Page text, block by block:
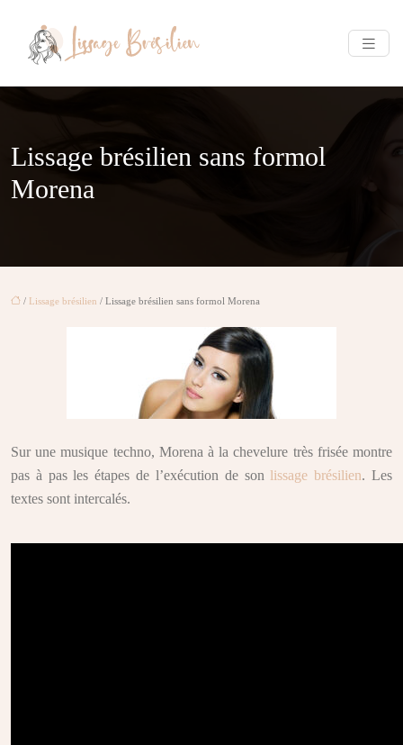
Lissage brésilien sans formol
Morena
/ Lissage brésilien / Lissage brésilien sans formol Morena
Sur une musique techno, Morena à la chevelure très frisée montre
pas à pas les étapes de l’exécution de son lissage brésilien. Les
textes sont intercalés.